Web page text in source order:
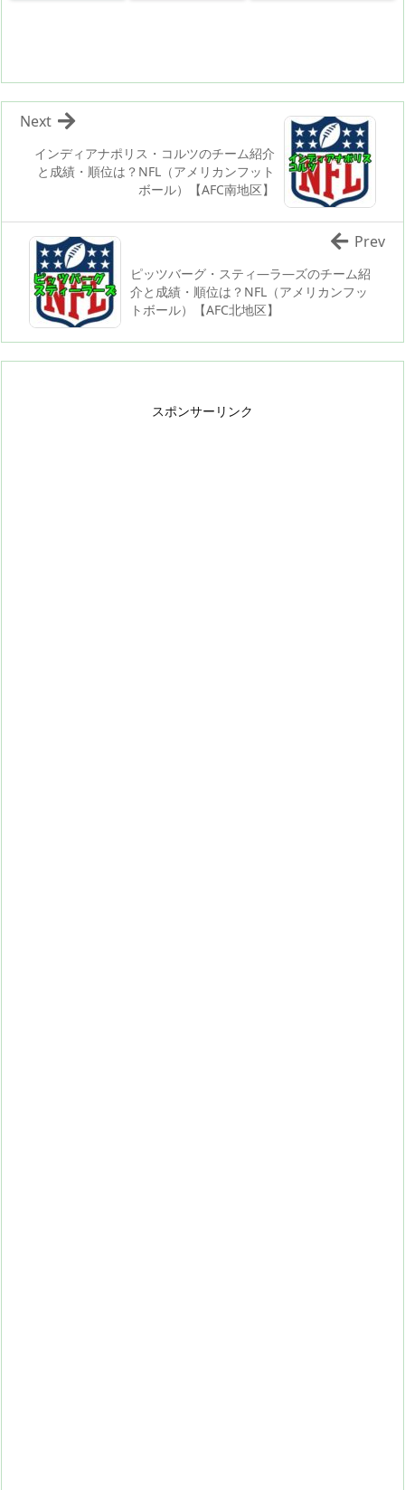
インディアナポリス・コルツのチーム紹介
と成績・順位は？NFL（アメリカンフット
ボール）【AFC南地区】
Next
ピッツバーグ・スティ―ラ―ズのチーム紹
介と成績・順位は？NFL（アメリカンフッ
トボール）【AFC北地区】
Prev
スポンサーリンク